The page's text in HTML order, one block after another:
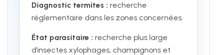
Diagnostic termites : recherche
réglementaire dans les zones concernées.
État parasitaire : recherche plus large
d’insectes xylophages, champignons et